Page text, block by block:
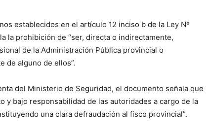
establecidos en el artículo 12 inciso b de la Ley Nº
la prohibición de “ser, directa o indirectamente,
de la Administración Pública provincial o
de alguno de ellos”.
del Ministerio de Seguridad, el documento señala que
y bajo responsabilidad de las autoridades a cargo de la
una clara defraudación al fisco provincial”.